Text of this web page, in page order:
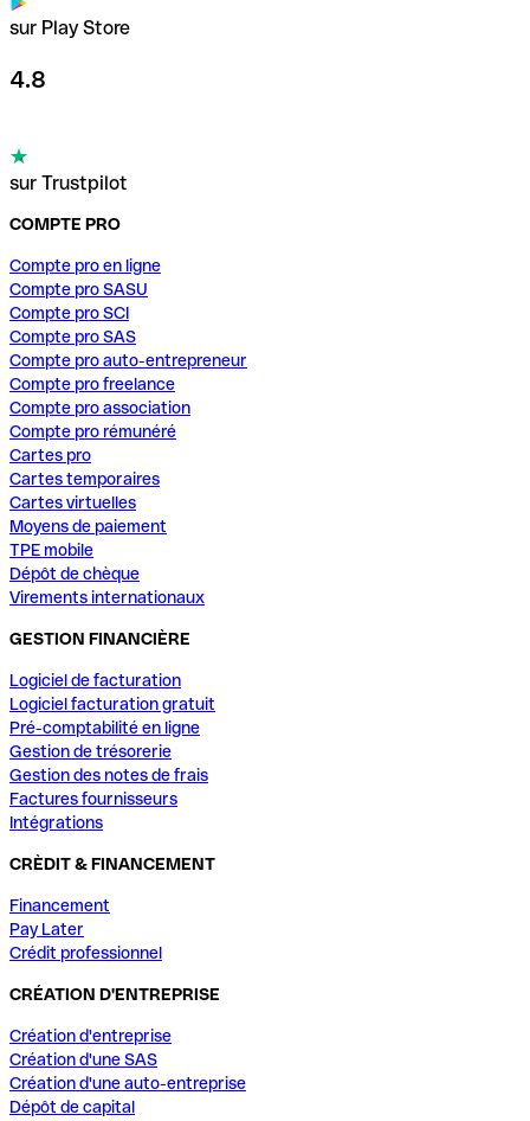
sur Play Store
4.8
sur Trustpilot
COMPTE PRO
Compte pro en ligne
Compte pro SASU
Compte pro SCI
Compte pro SAS
Compte pro auto-entrepreneur
Compte pro freelance
Compte pro association
Compte pro rémunéré
Cartes pro
Cartes temporaires
Cartes virtuelles
Moyens de paiement
TPE mobile
Dépôt de chèque
Virements internationaux
GESTION FINANCIÈRE
Logiciel de facturation
Logiciel facturation gratuit
Pré-comptabilité en ligne
Gestion de trésorerie
Gestion des notes de frais
Factures fournisseurs
Intégrations
CRÈDIT & FINANCEMENT
Financement
Pay Later
Crédit professionnel
CRÉATION D'ENTREPRISE
Création d'entreprise
Création d'une SAS
Création d'une auto-entreprise
Dépôt de capital